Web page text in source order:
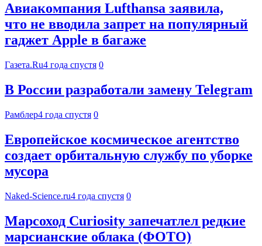
Авиакомпания Lufthansa заявила,
что не вводила запрет на популярный
гаджет Apple в багаже
Газета.Ru4 года спустя 0
В России разработали замену Telegram
Рамблер4 года спустя 0
Европейское космическое агентство
создает орбитальную службу по уборке
мусора
Naked-Science.ru4 года спустя 0
Марсоход Curiosity запечатлел редкие
марсианские облака (ФОТО)